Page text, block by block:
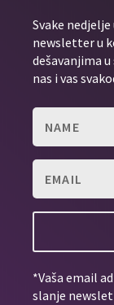
Svake
newsletter u
dešavanjima
nas i vas
*Vaša email
slanje